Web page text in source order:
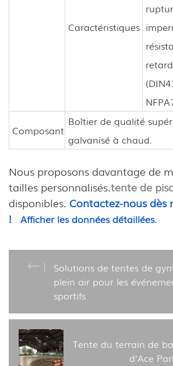
Caractéristiques
Composant
Boîtier de qualité
galvanisé à chaud.
Nous proposons davantage de
tailles personnalisés.tente de
disponibles. Contactez-nous
!
Afficher les données détaillées.
Solutions de tentes de
plein air pour les
sportifs
Tente du terrain de
d'Ace